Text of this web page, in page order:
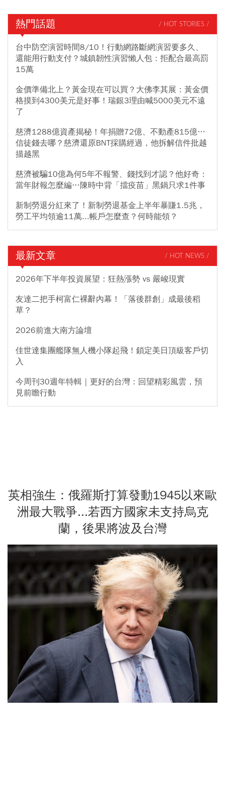
熱門話題 / HOT STORIES /
台中防空演習時間8/10！行動網路斷網演習要多久、
還能用行動支付？城鎮韌性演習懶人包：拒配合最高罰
15萬
金價準備北上？黃金現在可以買？大佛李其展：黃金價
格摸到4300美元是好事！瑞銀3理由喊5000美元不遠
了
慈濟1288億資產揭秘！年捐贈72億、不動產815億…
信徒錢去哪？慈濟還原BNT採購經過，他拆解信件批越
描越黑
慈濟被騙10億為何5年不報警、錢找到才認？他好奇：
當年財報怎麼編…陳時中背「擋疫苗」黑鍋只求1件事
新制勞退分紅來了！新制勞退基金上半年暴賺1.5兆，
勞工平均領逾11萬...帳戶怎麼查？何時能領？
最新文章 / HOT NEWS /
2026年下半年投資展望：狂熱漲勢 vs 嚴峻現實
友達二把手柯富仁裸辭內幕！「落後群創」成最後稻
草？
2026前進大南方論壇
佳世達集團艦隊無人機小隊起飛！鎖定美日頂級客戶切
入
今周刊30週年特輯｜更好的台灣：回望精彩風雲，預
見前瞻行動
英相強生：俄羅斯打算發動1945以來歐
洲最大戰爭...若西方國家未支持烏克
蘭，後果將波及台灣